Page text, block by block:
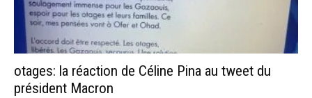
otages: la réaction de Céline Pina au tweet du
président Macron